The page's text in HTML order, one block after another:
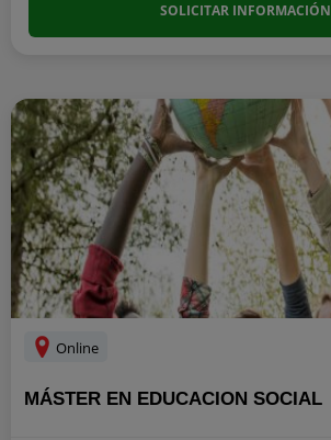
SOLICITAR INFORMACIÓN
Online
MÁSTER EN EDUCACION SOCIAL